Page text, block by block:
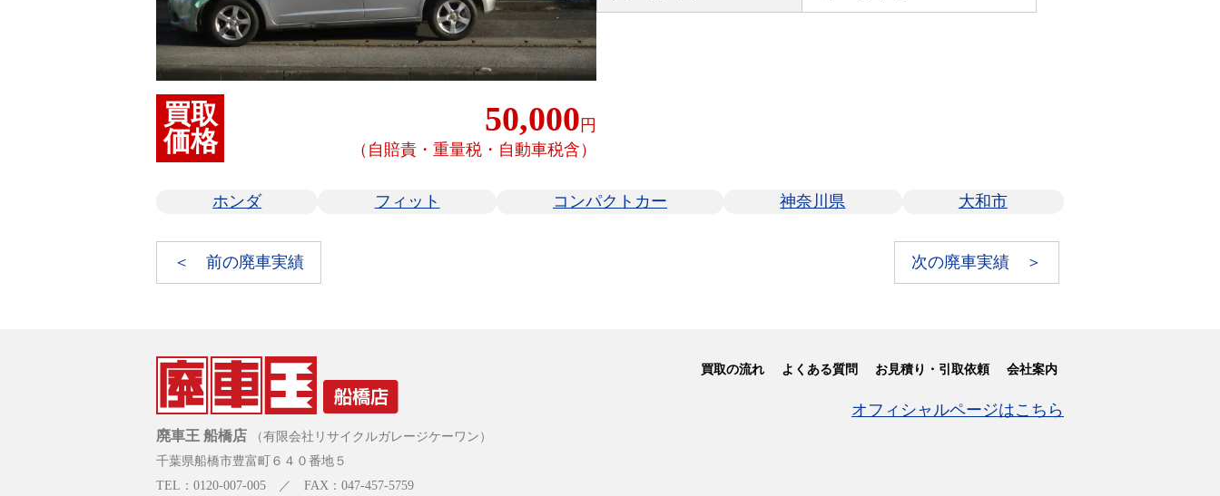
買取
価格
50,000円
（自賠責・重量税・自動車税含）
ホンダ フィット コンパクトカー 神奈川県 大和市
＜ 前の廃車実績 次の廃車実績 ＞
廃車王 船橋店
（有限会社リサイクルガレージケーワン）
千葉県船橋市豊富町６４０番地５
TEL：0120-007-005 ／ FAX：047-457-5759
買取の流れ よくある質問 お見積り・引取依頼 会社案内
オフィシャルページはこちら